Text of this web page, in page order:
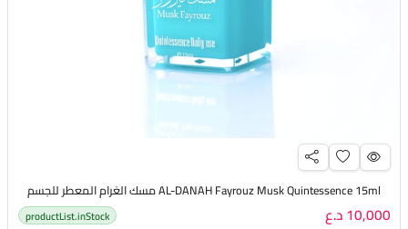
AL-DANAH Fayrouz Musk Quintessence 15ml مسك الغرام المعطر للجسم
10,000 د.ع productList.inStock